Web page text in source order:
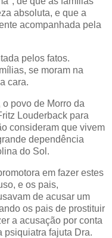
absoluta, e que a
acompanhada pela
pelos fatos.
se moram na
cara.
povo de Morro da
Louderback para
consideram que vivem
dependência
do Sol.
em fazer estes
e os pais,
de acusar um
os pais de prostituir
a acusação por conta
psiquiatra fajuta Dra.